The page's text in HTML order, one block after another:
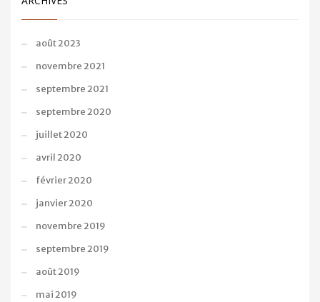
août 2023
novembre 2021
septembre 2021
septembre 2020
juillet 2020
avril 2020
février 2020
janvier 2020
novembre 2019
septembre 2019
août 2019
mai 2019